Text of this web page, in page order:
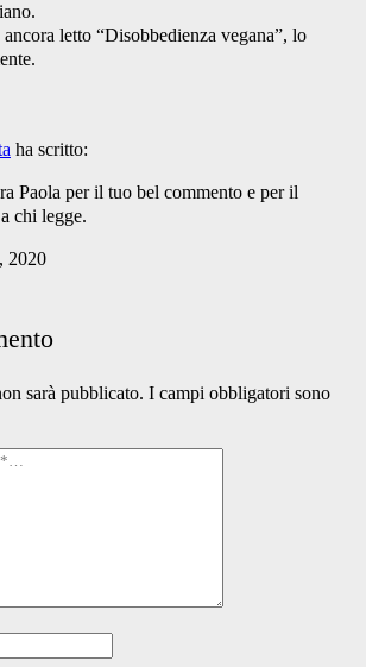
letto “Disobbedienza vegana”, lo
ha scritto:
Paola per il tuo bel commento e per il
chi legge.
2020
sarà pubblicato. I campi obbligatori sono